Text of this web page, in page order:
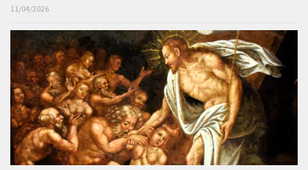
11/04/2026